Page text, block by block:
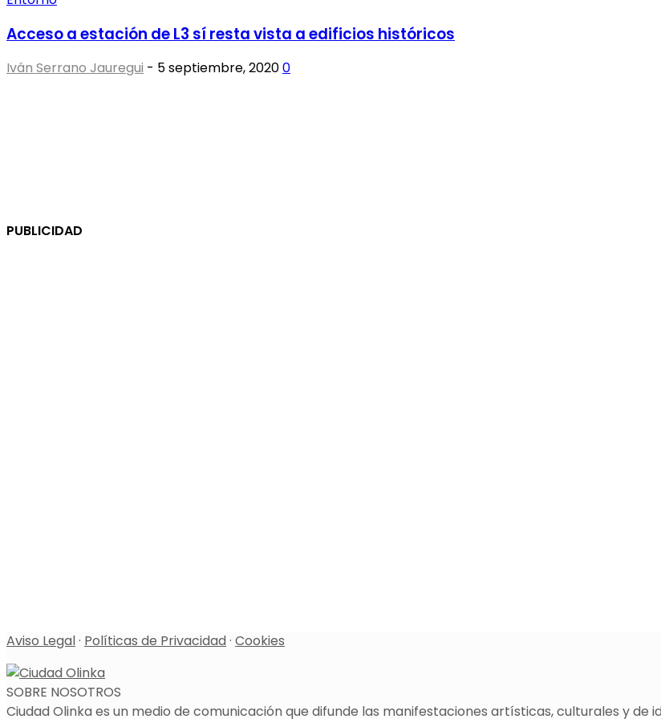
Acceso a estación de L3 sí resta vista a edificios históricos
Iván Serrano Jauregui - 5 septiembre, 20200
PUBLICIDAD
Aviso Legal· Políticas de Privacidad· Cookies
SOBRE NOSOTROS
Ciudad Olinka es un medio de comunicación que difunde las manifestaciones artísticas, culturales y